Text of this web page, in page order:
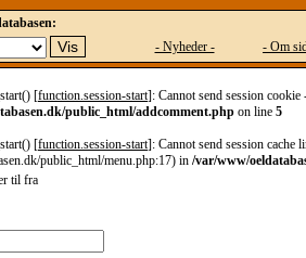
- Nyheder -
- Om
[function.session-start]: Cannot send session
public_html/addcomment.php on line 5
[function.session-start]: Cannot send session cache
public_html/menu.php:17) in /var/www/
til fra